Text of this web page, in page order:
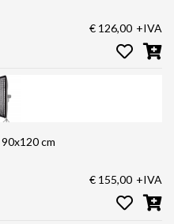
€ 126,00 +IVA
cm
€ 155,00 +IVA